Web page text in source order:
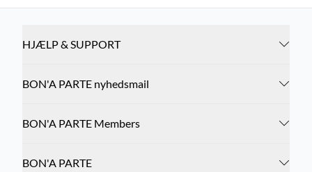
HJÆLP & SUPPORT
BON'A PARTE nyhedsmail
BON'A PARTE Members
BON'A PARTE